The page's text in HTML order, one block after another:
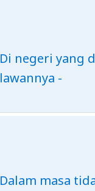
Di negeri yang
lawannya -
Dalam masa